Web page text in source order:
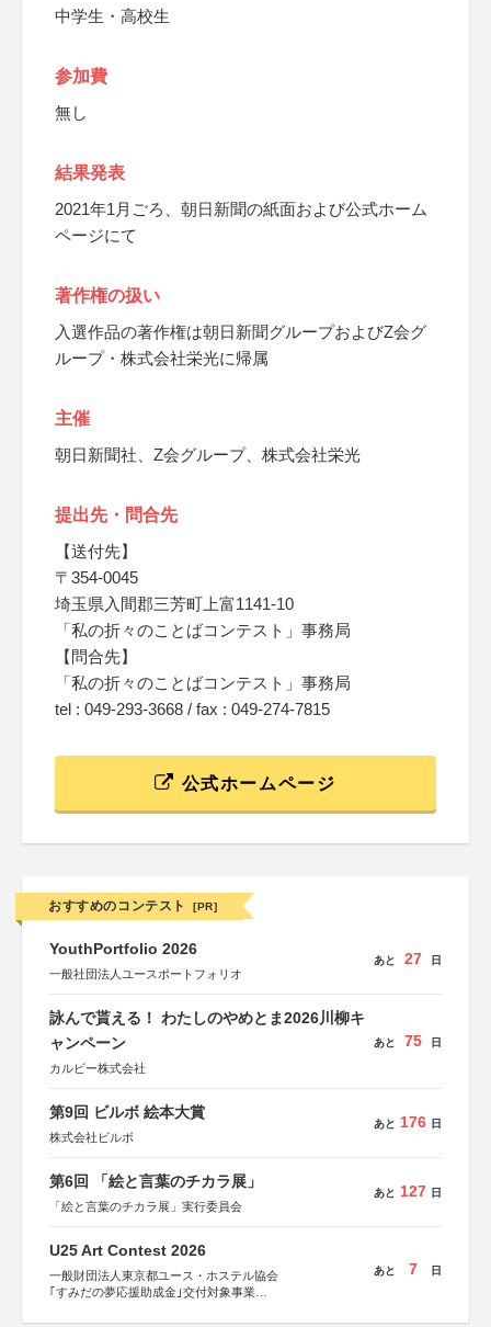
中学生・高校生
参加費
無し
結果発表
2021年1月ごろ、朝日新聞の紙面および公式ホーム
ページにて
著作権の扱い
入選作品の著作権は朝日新聞グループおよびZ会グ
ループ・株式会社栄光に帰属
主催
朝日新聞社、Z会グループ、株式会社栄光
提出先・問合先
【送付先】
〒354-0045
埼玉県入間郡三芳町上富1141-10
「私の折々のことばコンテスト」事務局
【問合先】
「私の折々のことばコンテスト」事務局
tel : 049-293-3668 / fax : 049-274-7815
公式ホームページ
おすすめのコンテスト [PR]
YouthPortfolio 2026
一般社団法人ユースポートフォリオ
あと 27 日
詠んで貰える！ わたしのやめとま2026川柳キ
ャンペーン
カルビー株式会社
あと 75 日
第9回 ビルボ 絵本大賞
株式会社ビルボ
あと 176 日
第6回 「絵と言葉のチカラ展」
「絵と言葉のチカラ展」実行委員会
あと 127 日
U25 Art Contest 2026
一般財団法人東京都ユース・ホステル協会
｢すみだの夢応援助成金｣交付対象事業
あと 7 日